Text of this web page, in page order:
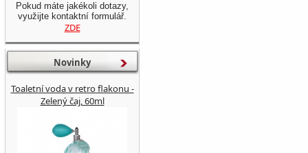
Pokud máte jakékoli dotazy,
využijte kontaktní formulář.
ZDE
Novinky
Toaletní voda v retro flakonu -
Zelený čaj, 60ml